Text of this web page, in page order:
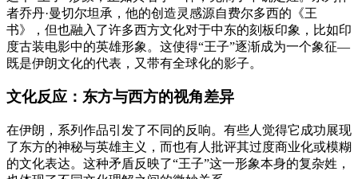
者乔丹·曼切尔坦承，他的创造灵感源自费尔多西的《王
书》，但也融入了许多西方文化对于中东的刻板印象，比如印
度古装电影中的英雄形象。这使得“王子”逐渐成为一个象征—
既是伊朗文化的代表，又带有全球化的影子。
文化反应：东方与西方的视角差异
在伊朗，系列作品引发了不同的反响。有些人觉得它成功展现
了东方的神秘与英雄主义，而也有人批评其过度商业化或模糊
的文化表达。这种矛盾反映了“王子”这一形象本身的复杂姓，